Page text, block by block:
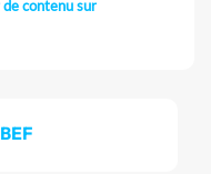
contenu sur